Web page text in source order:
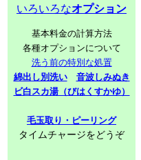
いろいろなオプション
基本料金の計算方法
各種オプションについて
洗う前の特別な処置
綿出し別洗い
音波しみぬき
ビ白スカ湯（びはくすかゆ）
毛玉取り・ピーリング
タイムチャージをどうぞ